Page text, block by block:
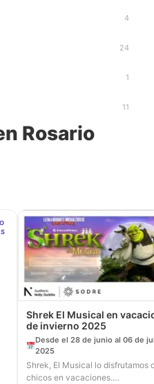
4
24
1
11
Rosario
Shrek El Musical en
de invierno 2025
Desde el 28 de junio al 06 de
2025
Shrek, El Musical lo disfrutamos
chicos en vacaciones.…